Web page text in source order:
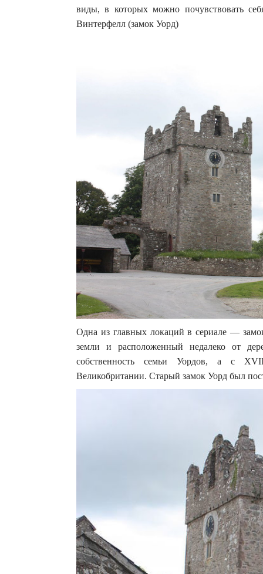
виды, в которых можно почувствовать
Винтерфелл (замок Уорд)
Одна из главных локаций в сериале —
земли и расположенный недалеко от
собственность семьи Уордов, а с
Великобритании. Старый замок Уорд был